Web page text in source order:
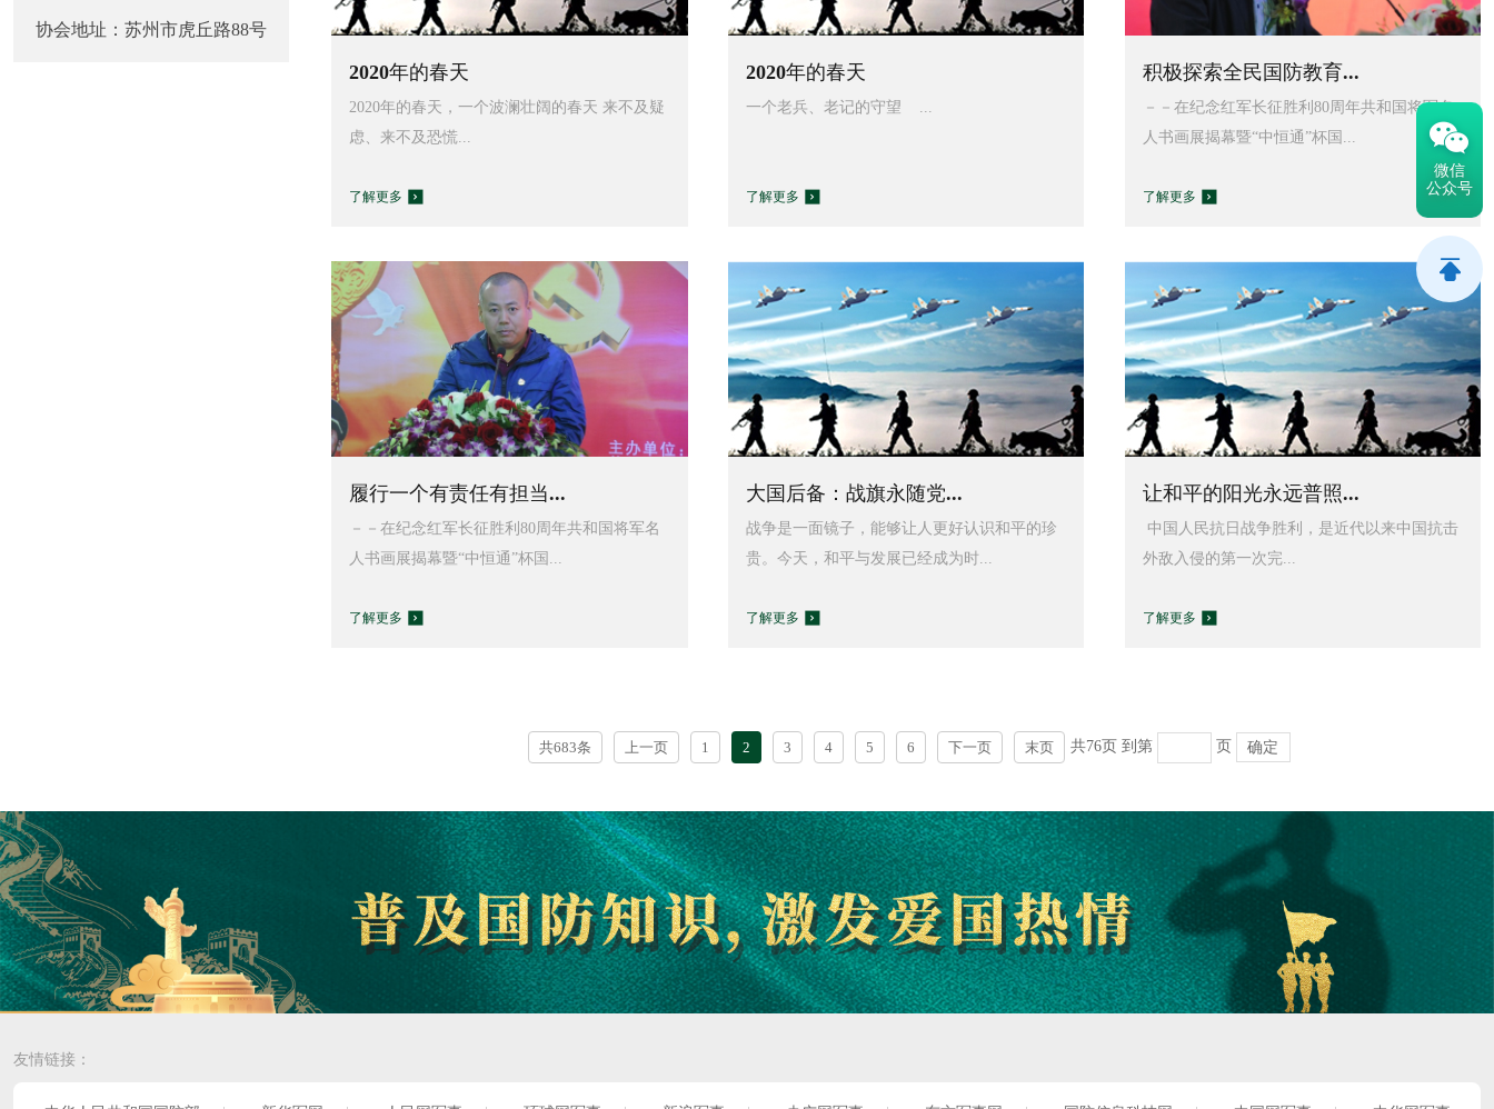
协会地址：苏州市虎丘路88号
2020年的春天
2020年的春天，一个波澜壮阔的春天 来不及疑
虑、来不及恐慌...
了解更多
2020年的春天
一个老兵、老记的守望 ...
了解更多
积极探索全民国防教育...
－－在纪念红军长征胜利80周年共和国将军名
人书画展揭幕暨“中恒通”杯国...
了解更多
履行一个有责任有担当...
－－在纪念红军长征胜利80周年共和国将军名
人书画展揭幕暨“中恒通”杯国...
了解更多
大国后备：战旗永随党...
战争是一面镜子，能够让人更好认识和平的珍
贵。今天，和平与发展已经成为时...
了解更多
让和平的阳光永远普照...
中国人民抗日战争胜利，是近代以来中国抗击
外敌入侵的第一次完...
了解更多
共683条 上一页 1 2 3 4 5 6 下一页 末页 共76页 到第 页 确定
友情链接：
微信
公众号